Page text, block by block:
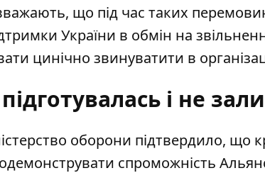
що під час таких
України в обмін на
цинічно звинуватити в
і не
оборони підтвердило, що
спроможність